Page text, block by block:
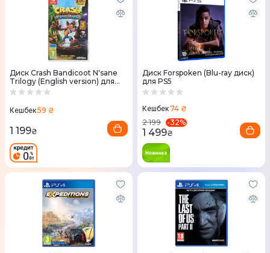
Диск Crash Bandicoot N'sane
Trilogy (English version) для
Nintendo Switch (88199EN)
Кешбек59 ₴
1 199₴
Диск Forspoken (Blu-ray диск)
для PS5
Кешбек74 ₴
2 199
-32%
1 499₴